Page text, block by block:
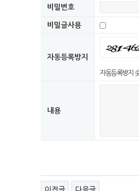
비밀번호
비밀글사용
자동등록방지
자동등록방지
내용
이전글 다음글